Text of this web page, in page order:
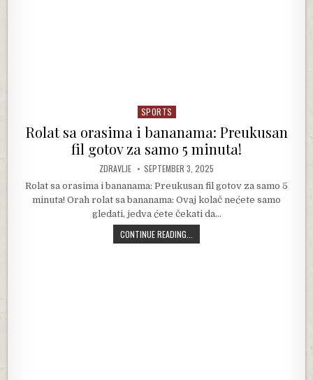
Posted in
SPORTS
Rolat sa orasima i bananama: Preukusan
fil gotov za samo 5 minuta!
AUTHOR:
ZDRAVLJE PUBLISHED DATE:
SEPTEMBER 3, 2025
Rolat sa orasima i bananama: Preukusan fil gotov za samo 5
minuta! Orah rolat sa bananama: Ovaj kolač nećete samo
gledati, jedva ćete čekati da…
CONTINUE READING...